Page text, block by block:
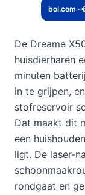
bol.com ·
De Dreame
huisdierharen
minuten
in te grijpen,
stofreservoir
Dat maakt dit
een
ligt. De laser-
rondgaat en